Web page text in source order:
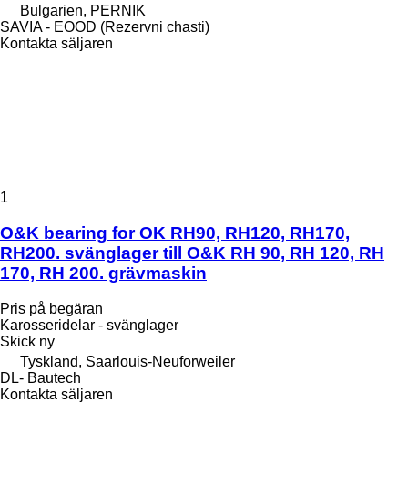
Bulgarien, PERNIK
SAVIA - EOOD (Rezervni chasti)
Kontakta säljaren
1
O&K bearing for OK RH90, RH120, RH170,
RH200. svänglager till O&K RH 90, RH 120, RH
170, RH 200. grävmaskin
Pris på begäran
Karosseridelar - svänglager
Skick ny
Tyskland, Saarlouis-Neuforweiler
DL- Bautech
Kontakta säljaren